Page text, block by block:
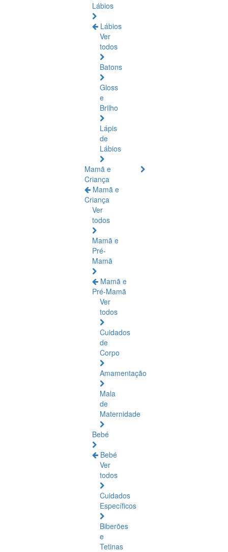
Lábios
Lábios
Ver
todos
Batons
Gloss
e
Brilho
Lápis
de
Lábios
Mamã e
Criança
Mamã e
Criança
Ver
todos
Mamã e
Pré-
Mamã
Mamã e
Pré-Mamã
Ver
todos
Cuidados
de
Corpo
Amamentação
Mala
de
Maternidade
Bebé
Bebé
Ver
todos
Cuidados
Específicos
Biberões
e
Tetinas